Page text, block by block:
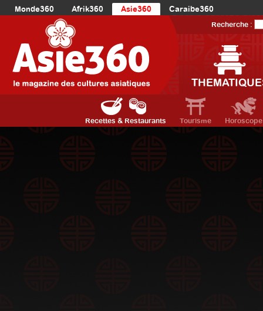
Monde360 Afrik360 Asie360
Caraibe360
Europe360
AmériqueDuNord360
Océanie360
Recherche :
Recettes & Restaurants Tourisme Horoscope